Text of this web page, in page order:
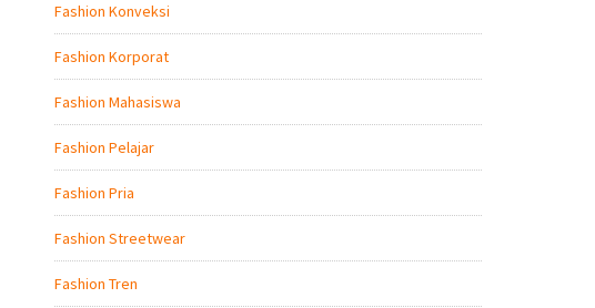
Fashion Konveksi
Fashion Korporat
Fashion Mahasiswa
Fashion Pelajar
Fashion Pria
Fashion Streetwear
Fashion Tren